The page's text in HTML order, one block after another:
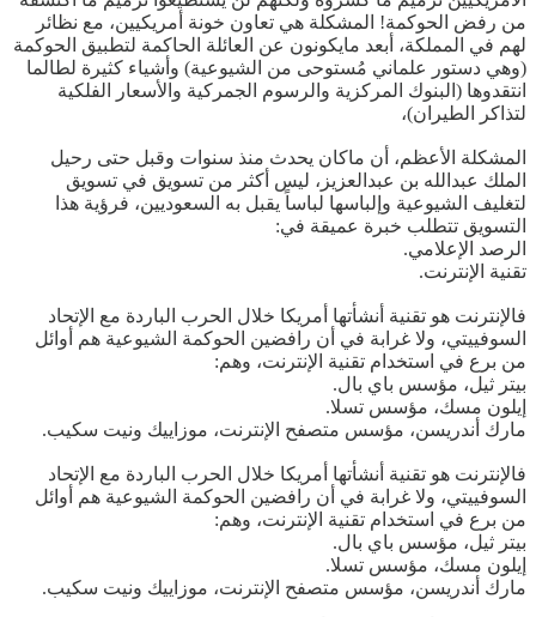
من رفض الحوكمة! المشكلة هي تعاون خونة أمريكيين، مع نظائر
لهم في المملكة، أبعد مايكونون عن العائلة الحاكمة لتطبيق الحوكمة
(وهي دستور علماني مُستوحى من الشيوعية) وأشياء كثيرة لطالما
انتقدوها (البنوك المركزية والرسوم الجمركية والأسعار الفلكية
لتذاكر الطيران)،
المشكلة الأعظم، أن ماكان يحدث منذ سنوات وقبل حتى رحيل
الملك عبدالله بن عبدالعزيز، ليس أكثر من تسويق في تسويق
لتغليف الشيوعية وإلباسها لباساً يقبل به السعوديين، فرؤية هذا
التسويق تتطلب خبرة عميقة في:
الرصد الإعلامي.
تقنية الإنترنت.
فالإنترنت هو تقنية أنشأتها أمريكا خلال الحرب الباردة مع الإتحاد
السوفييتي، ولا غرابة في أن رافضين الحوكمة الشيوعية هم أوائل
من برع في استخدام تقنية الإنترنت، وهم:
بيتر ثيل، مؤسس باي بال.
إيلون مسك، مؤسس تسلا.
مارك أندريسن، مؤسس متصفح الإنترنت، موزاييك ونيت سكيب.
فالإنترنت هو تقنية أنشأتها أمريكا خلال الحرب الباردة مع الإتحاد
السوفييتي، ولا غرابة في أن رافضين الحوكمة الشيوعية هم أوائل
من برع في استخدام تقنية الإنترنت، وهم:
بيتر ثيل، مؤسس باي بال.
إيلون مسك، مؤسس تسلا.
مارك أندريسن، مؤسس متصفح الإنترنت، موزاييك ونيت سكيب.